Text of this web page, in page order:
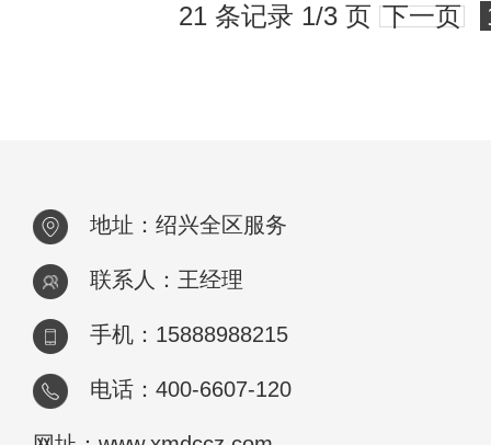
21 条记录 1/3 页 下一页
地址：绍兴全区服务
联系人：王经理
手机：15888988215
电话：400-6607-120